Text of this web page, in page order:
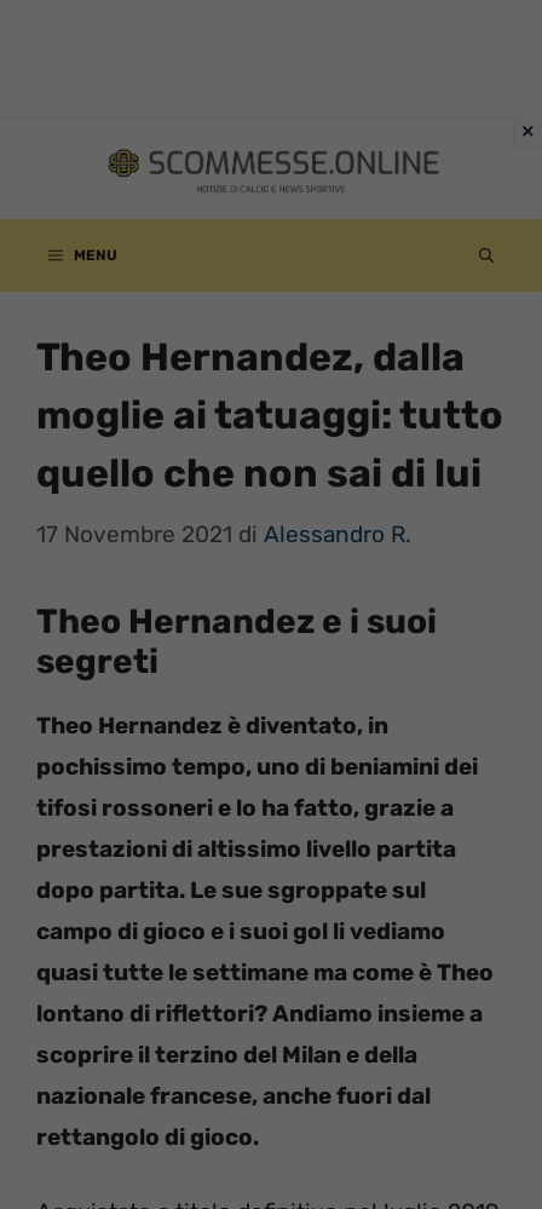
contenuto
MENU
Theo Hernandez, dalla
moglie ai tatuaggi: tutto
quello che non sai di lui
17 Novembre 2021 di Alessandro R.
Theo Hernandez e i suoi
segreti
Theo Hernandez è diventato, in
pochissimo tempo, uno di beniamini dei
tifosi rossoneri e lo ha fatto, grazie a
prestazioni di altissimo livello partita
dopo partita. Le sue sgroppate sul
campo di gioco e i suoi gol li vediamo
quasi tutte le settimane ma come è Theo
lontano di riflettori? Andiamo insieme a
scoprire il terzino del Milan e della
nazionale francese, anche fuori dal
rettangolo di gioco.